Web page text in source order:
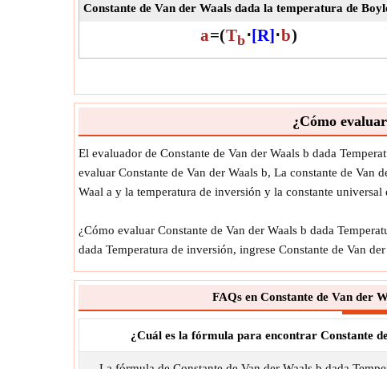
Constante de Van der Waals dada la temperatura de
a=(Tb⋅[R]⋅b)
¿Cómo
El evaluador de Constante de Van der Waals b dada
evaluar Constante de Van der Waals b, La constante de
Waal a y la temperatura de inversión y la constante
¿Cómo evaluar Constante de Van der Waals b dada
dada Temperatura de inversión, ingrese Constante de Van der
FAQs en Constante de Van der
¿Cuál es la fórmula para encontrar Constante